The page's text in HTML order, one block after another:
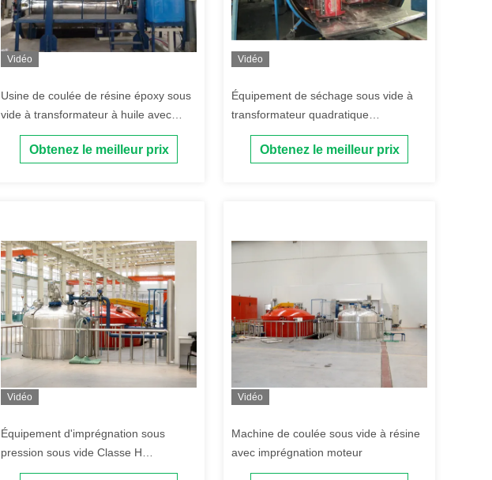
Vidéo
Usine de coulée de résine époxy sous
vide à transformateur à huile avec
sécheuse sous vide
Obtenez le meilleur prix
Vidéo
Équipement de séchage sous vide à
transformateur quadratique
monophasique
Obtenez le meilleur prix
Vidéo
Équipement d'imprégnation sous
pression sous vide Classe H
Transformateur sec Machine de coulée
Vidéo
Machine de coulée sous vide à résine
avec imprégnation moteur